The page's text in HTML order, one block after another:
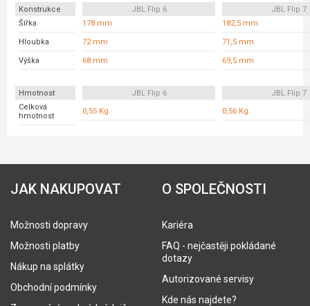
Konstrukce JBL Flip 6
JBL Flip 7
Šířka
178 mm 182,5 mm
Hloubka 72 mm 71,5 mm
Výška 68 mm 69,5 mm
Hmotnost JBL Flip 6
JBL Flip 7
Celková
hmotnost
0,55 Kg 0,56 Kg
JAK NAKUPOVAT
Možnosti dopravy
Možnosti platby
Nákup na splátky
Obchodní podmínky
O SPOLEČNOSTI
Kariéra
FAQ - nejčastěji pokládané
dotazy
Autorizované servisy
Kde nás najdete?